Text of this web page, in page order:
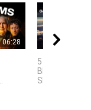
06:28
5 GALINGIAUSI
BRANDUOLINIAI
SPROGIMAI...